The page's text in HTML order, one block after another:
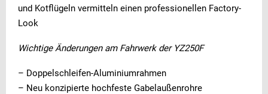
und Kotflügeln vermitteln einen professionellen Factory-
Look
Wichtige Änderungen am Fahrwerk der YZ250F
– Doppelschleifen-Aluminiumrahmen
– Neu konzipierte hochfeste Gabelaußenrohre